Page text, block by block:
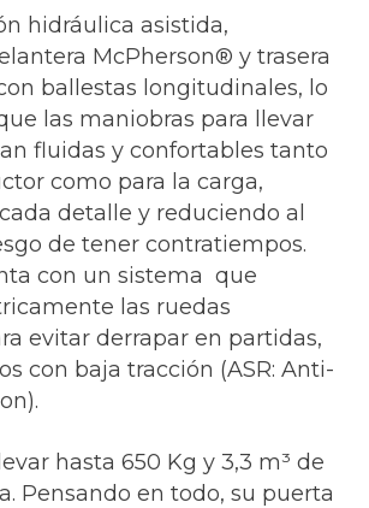
hidráulica asistida,
McPherson® y trasera
ballestas longitudinales, lo
las maniobras para llevar
fluidas y confortables tanto
como para la carga,
detalle y reduciendo al
de tener contratiempos.
con un sistema que
las ruedas
evitar derrapar en partidas,
con baja tracción (ASR: Anti-
hasta 650 Kg y 3,3 m³ de
Pensando en todo, su puerta